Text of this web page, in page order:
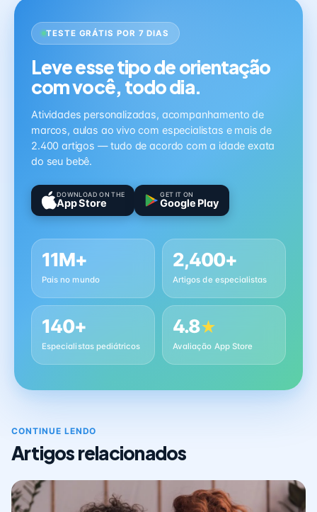
TESTE GRÁTIS POR 7 DIAS
Leve esse tipo de orientação
com você, todo dia.
Atividades personalizadas, acompanhamento de
marcos, aulas ao vivo com especialistas e mais de
2.400 artigos — tudo de acordo com a idade exata
do seu bebê.
DOWNLOAD ON THE
App Store
GET IT ON
Google Play
11M+
Pais no mundo
2,400+
Artigos de especialistas
140+
Especialistas pediátricos
4.8★
Avaliação App Store
CONTINUE LENDO
Artigos relacionados